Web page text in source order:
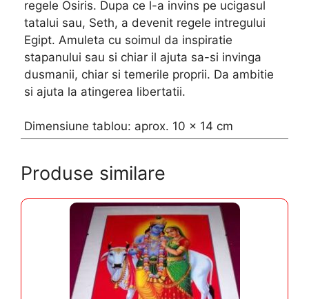
regele Osiris. Dupa ce l-a invins pe ucigasul
tatalui sau, Seth, a devenit regele intregului
Egipt. Amuleta cu soimul da inspiratie
stapanului sau si chiar il ajuta sa-si invinga
dusmanii, chiar si temerile proprii. Da ambitie
si ajuta la atingerea libertatii.
Dimensiune tablou: aprox. 10 x 14 cm
Produse similare